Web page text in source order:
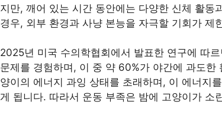
지만, 깨어 있는 시간 동안에는 다양한 신체 활동
경우, 외부 환경과 사냥 본능을 자극할 기회가 제
2025년 미국 수의학협회에서 발표한 연구에 따
문제를 경험하며, 이 중 약 60%가 야간에 과도
양이의 에너지 과잉 상태를 초래하며, 이 에너지
게 됩니다. 따라서 운동 부족은 밤에 고양이가